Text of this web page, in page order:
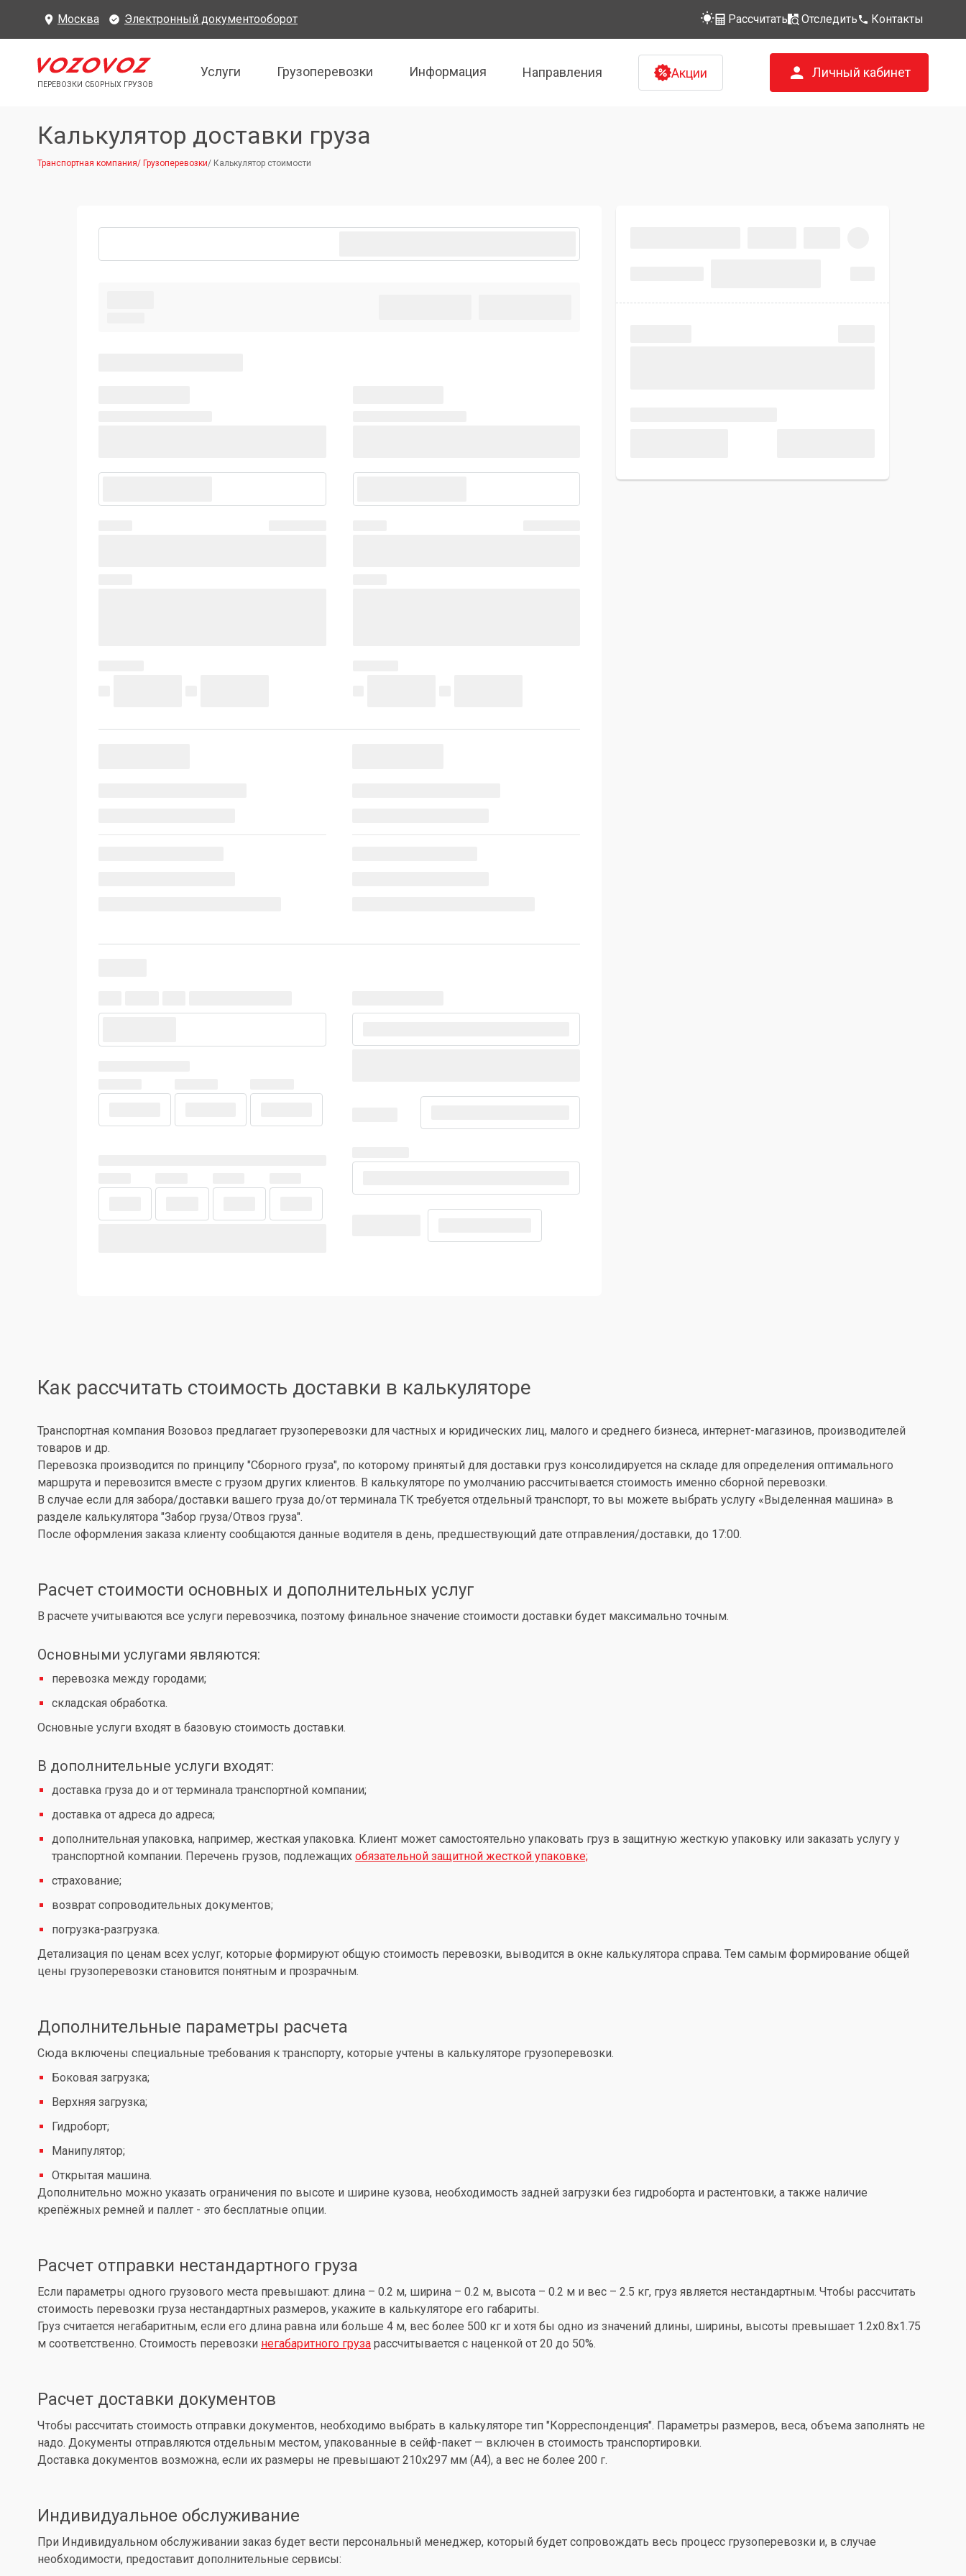
Москва Электронный документооборот Рассчитать Отследить Контакты
ПЕРЕВОЗКИ СБОРНЫХ ГРУЗОВ
Услуги Грузоперевозки Информация Направления Акции Личный кабинет
Калькулятор доставки груза
Транспортная компания/ Грузоперевозки/ Калькулятор стоимости
Как рассчитать стоимость доставки в калькуляторе
Транспортная компания Возовоз предлагает грузоперевозки для частных и юридических лиц, малого и среднего бизнеса, интернет-магазинов, производителей
товаров и др.
Перевозка производится по принципу "Сборного груза", по которому принятый для доставки груз консолидируется на складе для определения оптимального
маршрута и перевозится вместе с грузом других клиентов. В калькуляторе по умолчанию рассчитывается стоимость именно сборной перевозки.
В случае если для забора/доставки вашего груза до/от терминала ТК требуется отдельный транспорт, то вы можете выбрать услугу «Выделенная машина» в
разделе калькулятора "Забор груза/Отвоз груза".
После оформления заказа клиенту сообщаются данные водителя в день, предшествующий дате отправления/доставки, до 17:00.
Расчет стоимости основных и дополнительных услуг
В расчете учитываются все услуги перевозчика, поэтому финальное значение стоимости доставки будет максимально точным.
Основными услугами являются:
перевозка между городами;
складская обработка.
Основные услуги входят в базовую стоимость доставки.
В дополнительные услуги входят:
доставка груза до и от терминала транспортной компании;
доставка от адреса до адреса;
дополнительная упаковка, например, жесткая упаковка. Клиент может самостоятельно упаковать груз в защитную жесткую упаковку или заказать услугу у
транспортной компании. Перечень грузов, подлежащих обязательной защитной жесткой упаковке;
страхование;
возврат сопроводительных документов;
погрузка-разгрузка.
Детализация по ценам всех услуг, которые формируют общую стоимость перевозки, выводится в окне калькулятора справа. Тем самым формирование общей
цены грузоперевозки становится понятным и прозрачным.
Дополнительные параметры расчета
Сюда включены специальные требования к транспорту, которые учтены в калькуляторе грузоперевозки.
Боковая загрузка;
Верхняя загрузка;
Гидроборт;
Манипулятор;
Открытая машина.
Дополнительно можно указать ограничения по высоте и ширине кузова, необходимость задней загрузки без гидроборта и растентовки, а также наличие
крепёжных ремней и паллет - это бесплатные опции.
Расчет отправки нестандартного груза
Если параметры одного грузового места превышают: длина – 0.2 м, ширина – 0.2 м, высота – 0.2 м и вес – 2.5 кг, груз является нестандартным. Чтобы рассчитать
стоимость перевозки груза нестандартных размеров, укажите в калькуляторе его габариты.
Груз считается негабаритным, если его длина равна или больше 4 м, вес более 500 кг и хотя бы одно из значений длины, ширины, высоты превышает 1.2x0.8x1.75
м соответственно. Стоимость перевозки негабаритного груза рассчитывается с наценкой от 20 до 50%.
Расчет доставки документов
Чтобы рассчитать стоимость отправки документов, необходимо выбрать в калькуляторе тип "Корреспонденция". Параметры размеров, веса, объема заполнять не
надо. Документы отправляются отдельным местом, упакованные в сейф-пакет — включен в стоимость транспортировки.
Доставка документов возможна, если их размеры не превышают 210x297 мм (А4), а вес не более 200 г.
Индивидуальное обслуживание
При Индивидуальном обслуживании заказ будет вести персональный менеджер, который будет сопровождать весь процесс грузоперевозки и, в случае
необходимости, предоставит дополнительные сервисы: